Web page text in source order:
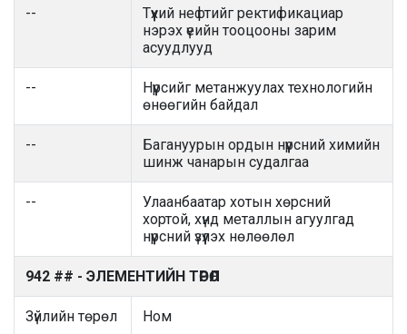
--
Түүхий нефтийг ректификациар
нэрэх үеийн тооцооны зарим
асуудлууд
--
Нүүрсийг метанжуулах технологийн
өнөөгийн байдал
--
Багануурын ордын нүүрсний химийн
шинж чанарын судалгаа
--
Улаанбаатар хотын хөрсний
хортой, хүнд металлын агуулгад
нүүрсний үзүүлэх нөлөөлөл
942 ## - ЭЛЕМЕНТИЙН ТӨРӨЛ
Зүйлийн төрөл Ном